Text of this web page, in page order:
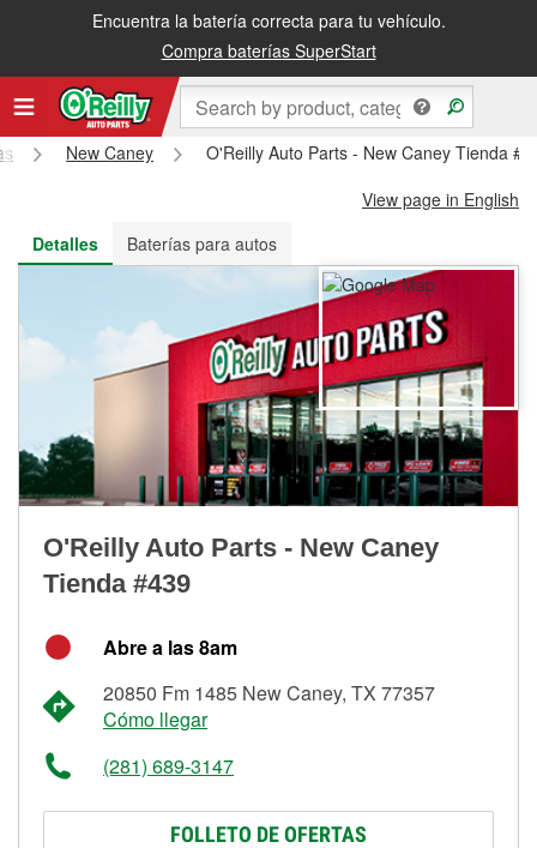
Encuentra la batería correcta para tu vehículo.
Compra baterías SuperStart
Recibe tu orden gratis al día siguiente o recógela en la tienda
New Caney
O'Reilly Auto Parts - New Caney Tienda
View page in English
Detalles
Baterías para autos
O'Reilly Auto Parts - New Caney
Tienda #439
Abre a las 8am
20850 Fm 1485 New Caney, TX 77357
Cómo llegar
(281) 689-3147
FOLLETO DE OFERTAS